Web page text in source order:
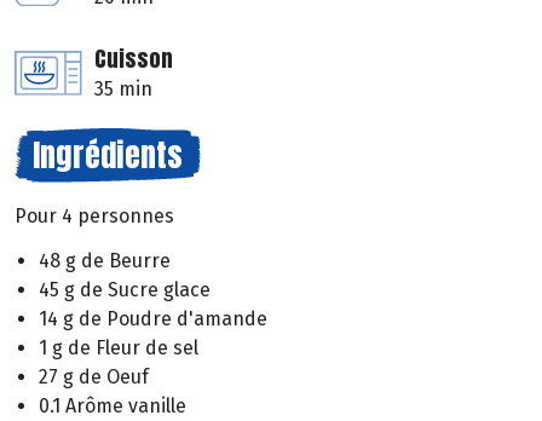
Cuisson
35 min
Ingrédients
Pour 4 personnes
48 g de Beurre
45 g de Sucre glace
14 g de Poudre d'amande
1 g de Fleur de sel
27 g de Oeuf
0.1 Arôme vanille